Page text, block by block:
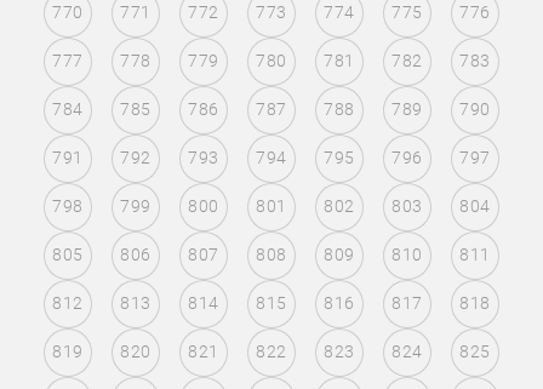
770 771 772 773 774 775 776
777 778 779 780 781 782 783
784 785 786 787 788 789 790
791 792 793 794 795 796 797
798 799 800 801 802 803 804
805 806 807 808 809 810 811
812 813 814 815 816 817 818
819 820 821 822 823 824 825